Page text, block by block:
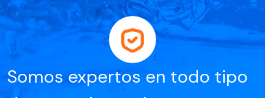
Somos expertos en todo tipo